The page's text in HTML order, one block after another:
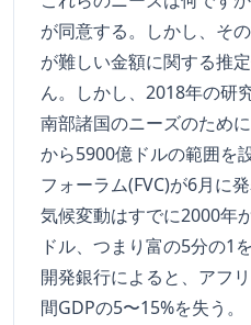
が同意する。しかし、そ
が難しい金額に関する推
ん。しかし、2018年の研
南部諸国のニーズのため
から5900億ドルの範囲を
フォーラム(FVC)が6月に
気候変動はすでに2000年
ドル、つまり富の5分の1
開発銀行によると、アフ
間GDPの5〜15%を失う。